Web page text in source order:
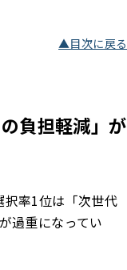
▲目次に戻る
負担軽減」が
率1位は「次世代
過重になってい